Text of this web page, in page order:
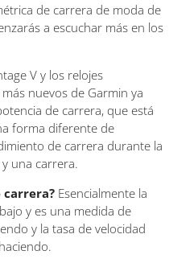
de carrera de moda de
a escuchar más en los
V y los relojes
nuevos de Garmin ya
de carrera, que está
forma diferente de
de carrera durante la
una carrera.
carrera? Esencialmente la
y es una medida de
y la tasa de velocidad